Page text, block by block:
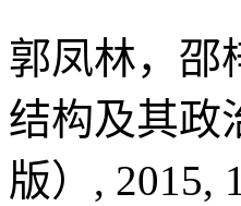
郭凤林，邵
结构及其政
版）, 2015,